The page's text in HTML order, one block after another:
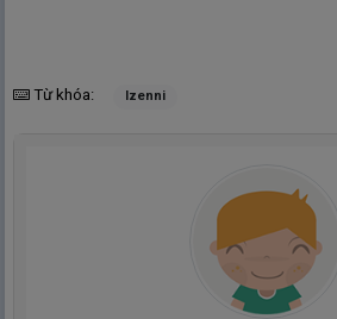
Từ khóa: Izenni